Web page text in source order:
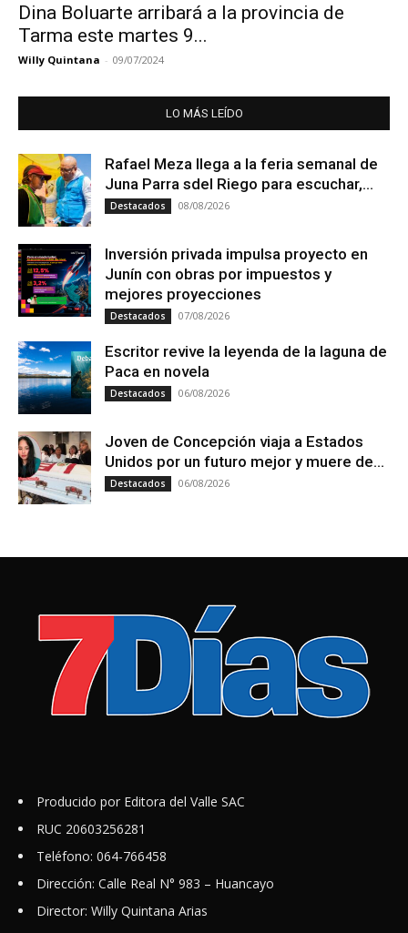
Dina Boluarte arribará a la provincia de
Tarma este martes 9...
Willy Quintana - 09/07/2024
LO MÁS LEÍDO
Rafael Meza llega a la feria semanal de
Juna Parra sdel Riego para escuchar,...
Destacados 08/08/2026
Inversión privada impulsa proyecto en
Junín con obras por impuestos y
mejores proyecciones
Destacados 07/08/2026
Escritor revive la leyenda de la laguna de
Paca en novela
Destacados 06/08/2026
Joven de Concepción viaja a Estados
Unidos por un futuro mejor y muere de...
Destacados 06/08/2026
Producido por Editora del Valle SAC
RUC 20603256281
Teléfono: 064-766458
Dirección: Calle Real N° 983 – Huancayo
Director: Willy Quintana Arias